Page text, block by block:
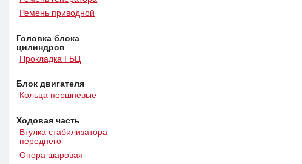
Ремень приводной
Головка блока
цилиндров
Прокладка ГБЦ
Блок двигателя
Кольца поршневые
Ходовая часть
Втулка стабилизатора
переднего
Опора шаровая